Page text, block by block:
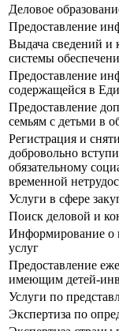
Деловое
Предоставление
Выдача сведений и
системы
Предоставление
содержащейся в
Предоставление
семьям с детьми в
Регистрация и
добровольно
обязательному
временной
Услуги в сфере
Поиск деловой и
Информирование о
услуг
Предоставление
имеющим детей-
Услуги по
Экспертиза по